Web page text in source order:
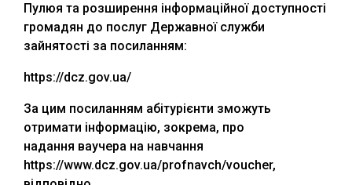
Пулюя та розширення інформаційної доступності
громадян до послуг Державної служби
зайнятості за посиланням:
https://dcz.gov.ua/
За цим посиланням абітурієнти зможуть
отримати інформацію, зокрема, про
надання ваучера на навчання
https://www.dcz.gov.ua/profnavch/voucher,